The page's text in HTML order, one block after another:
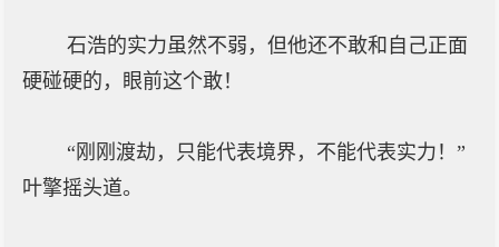
石浩的实力虽然不弱，但他还不敢和自己正面
硬碰硬的，眼前这个敢！
“刚刚渡劫，只能代表境界，不能代表实力！”
叶擎摇头道。